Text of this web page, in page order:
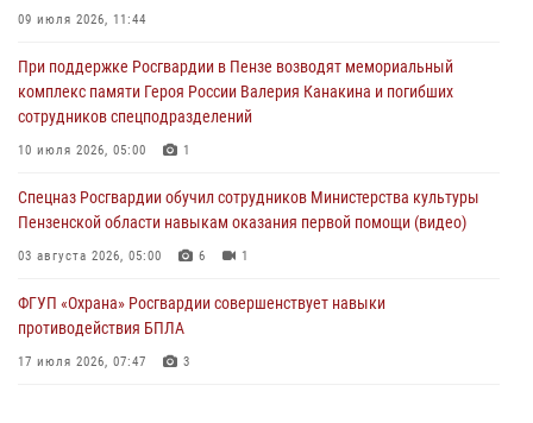
службы
03 августа 2026, 05:15
Спецназ Росгвардии обучил сотрудников Министерства культуры
03 августа 2026, 05:00 1
09 июля 2026, 11:44
При поддержке Росгвардии в Пензе возводят мемориальный
комплекс памяти Героя России Валерия Канакина и погибших
сотрудников спецподразделений
10 июля 2026, 05:00 1
Спецназ Росгвардии обучил сотрудников Министерства культуры
Пензенской области навыкам оказания первой помощи (видео)
03 августа 2026, 05:00 6 1
ФГУП «Охрана» Росгвардии совершенствует навыки
противодействия БПЛА
17 июля 2026, 07:47 3